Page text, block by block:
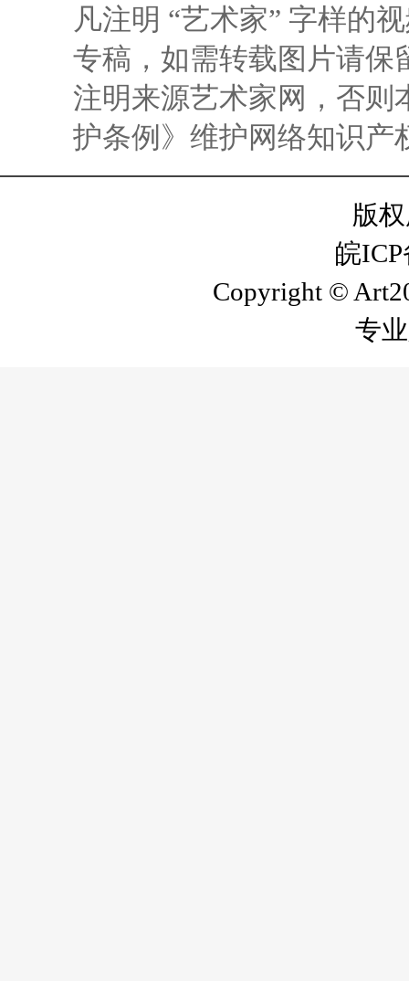
凡注明 “艺术家” 字样的
专稿，如需转载图片请保
注明来源艺术家网，否则
护条例》维护网络知识产
版
皖
Copyright ©
专